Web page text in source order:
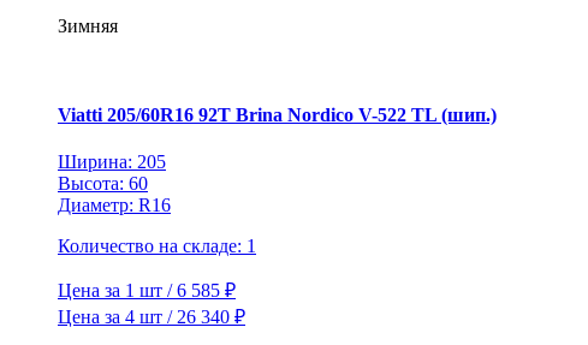
Brina
TL
Зимняя
Viatti 205/60R16 92T Brina Nordico V-522 TL (шип.)
Ширина: 205
Высота: 60
Диаметр: R16
Количество на складе: 1
Цена за 1 шт / 6 585 ₽
Цена за 4 шт / 26 340 ₽